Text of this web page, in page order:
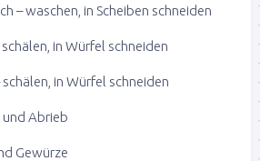
– waschen, in Scheiben schneiden
in Würfel schneiden
in Würfel schneiden
und Abrieb
Gewürze